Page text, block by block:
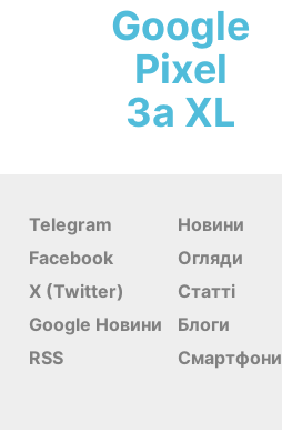
Google
Pixel
3a XL
Telegram
Facebook
X (Twitter)
Google Новини
RSS
Новини
Огляди
Статті
Блоги
Смартфони